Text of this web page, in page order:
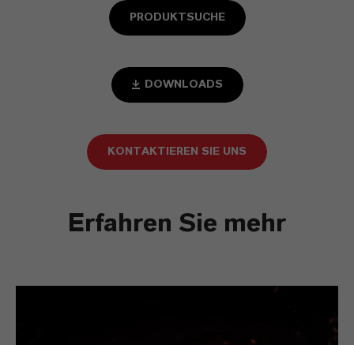
PRODUKTSUCHE
DOWNLOADS
KONTAKTIEREN SIE UNS
Erfahren Sie mehr